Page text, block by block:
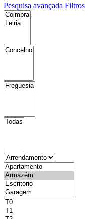
Pesquisa avançada Filtros